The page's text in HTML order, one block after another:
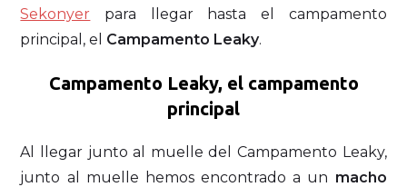
Sekonyer para llegar hasta el campamento
principal, el Campamento Leaky.
Campamento Leaky, el campamento
principal
Al llegar junto al muelle del Campamento Leaky,
junto al muelle hemos encontrado a un macho